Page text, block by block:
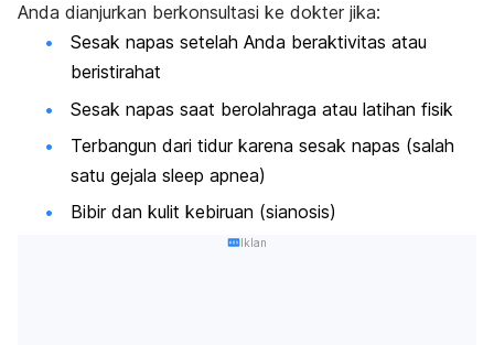
Anda dianjurkan berkonsultasi ke dokter jika:
Sesak napas setelah Anda beraktivitas atau
beristirahat
Sesak napas saat berolahraga atau latihan fisik
Terbangun dari tidur karena sesak napas (salah
satu gejala sleep apnea)
Bibir dan kulit kebiruan (sianosis)
Iklan